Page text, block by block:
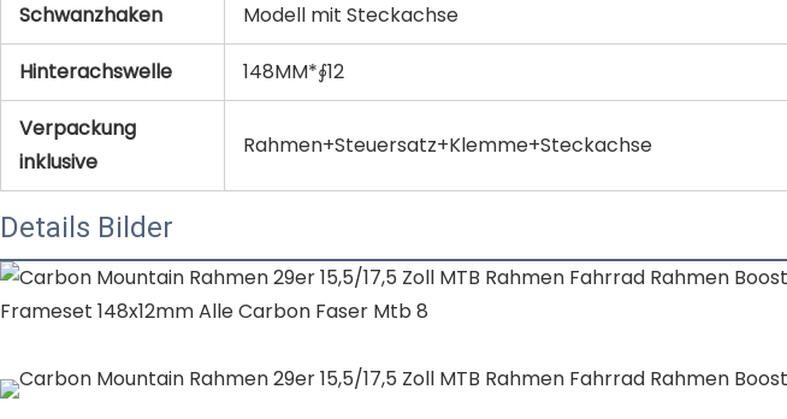
Schwanzhaken Modell mit Steckachse
Hinterachswelle 148MM*∮12
Verpackung
inklusive
Rahmen+Steuersatz+Klemme+Steckachse
Details Bilder